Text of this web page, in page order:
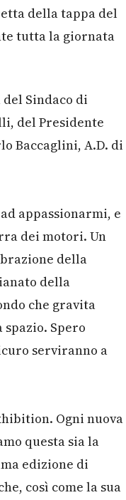
della tappa del
tutta la giornata
Sindaco di
del Presidente
Baccaglini, A.D. di
appassionarmi, e
dei motori. Un
della
della
che gravita
spazio. Spero
serviranno a
Ogni nuova
questa sia la
edizione di
così come la sua